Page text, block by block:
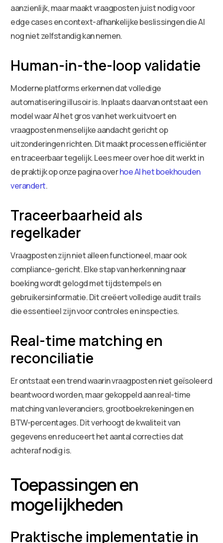
aanzienlijk, maar maakt vraagposten juist nodig voor
edge cases en context-afhankelijke beslissingen die AI
nog niet zelfstandig kan nemen.
Human-in-the-loop validatie
Moderne platforms erkennen dat volledige
automatisering illusoir is. In plaats daarvan ontstaat een
model waar AI het gros van het werk uitvoert en
vraagposten menselijke aandacht gericht op
uitzonderingen richten. Dit maakt processen efficiënter
en traceerbaar tegelijk. Lees meer over hoe dit werkt in
de praktijk op onze pagina overhoe AI het boekhouden
verandert.
Traceerbaarheid als
regelkader
Vraagposten zijn niet alleen functioneel, maar ook
compliance-gericht. Elke stap van herkenning naar
boeking wordt gelogd met tijdstempels en
gebruikersinformatie. Dit creëert volledige audit trails
die essentieel zijn voor controles en inspecties.
Real-time matching en
reconciliatie
Er ontstaat een trend waarin vraagposten niet geïsoleerd
beantwoord worden, maar gekoppeld aan real-time
matching van leveranciers, grootboekrekeningen en
BTW-percentages. Dit verhoogt de kwaliteit van
gegevens en reduceert het aantal correcties dat
achteraf nodig is.
Toepassingen en
mogelijkheden
Praktische implementatie in